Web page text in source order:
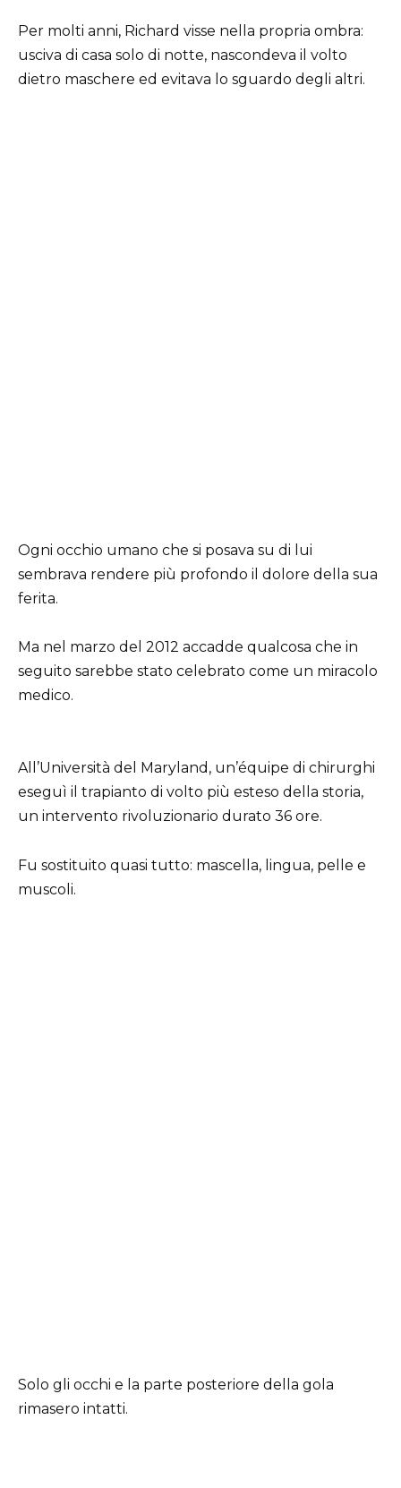
Per molti anni, Richard visse nella propria ombra:
usciva di casa solo di notte, nascondeva il volto
dietro maschere ed evitava lo sguardo degli altri.
Ogni occhio umano che si posava su di lui
sembrava rendere più profondo il dolore della sua
ferita.
Ma nel marzo del 2012 accadde qualcosa che in
seguito sarebbe stato celebrato come un miracolo
medico.
All’Università del Maryland, un’équipe di chirurghi
eseguì il trapianto di volto più esteso della storia,
un intervento rivoluzionario durato 36 ore.
Fu sostituito quasi tutto: mascella, lingua, pelle e
muscoli.
Solo gli occhi e la parte posteriore della gola
rimasero intatti.